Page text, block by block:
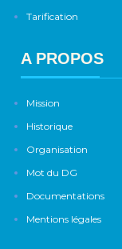
Tarification
A PROPOS
Mission
Historique
Organisation
Mot du DG
Documentations
Mentions légales